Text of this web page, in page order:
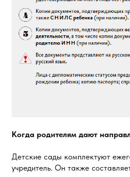
Когда родителям дают
Детские сады комплектуют
учредитель. Он также